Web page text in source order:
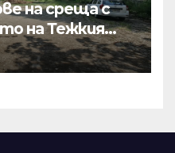
на среща с
на Тежкия